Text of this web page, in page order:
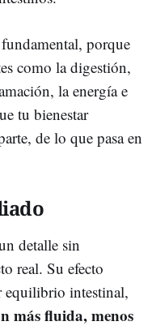
porque
como la digestión,
la energía e
tu bienestar
de lo que pasa en
detalle sin
real. Su efecto
intestinal,
más fluida, menos